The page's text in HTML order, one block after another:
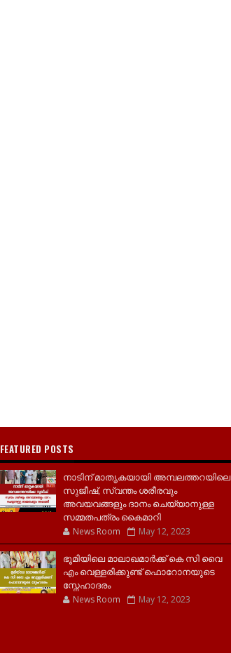
FEATURED POSTS
നാടിന് മാതൃകയായി അമ്പലത്തറയിലെ
സുജീഷ്, സ്വന്തം ശരീരവും
അവയവങ്ങളും ദാനം ചെയ്യാനുള്ള
സമ്മതപത്രം കൈമാറി
News Room May 12, 2023
ഭൂമിയിലെ മാലാഖമാർക്ക് കെ സി വൈ
എം വെള്ളരിക്കുണ്ട് ഫൊറോനയുടെ
സ്നേഹാദരം
News Room May 12, 2023